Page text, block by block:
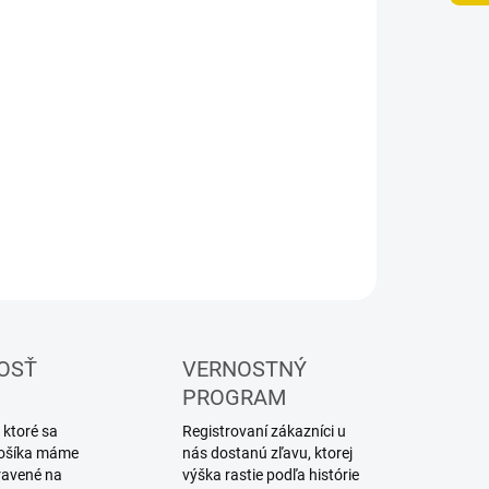
ktoré sa
máme
na
VERNOSTNÝ
PROGRAM
Registrovaní zákazníci u
nás dostanú zľavu, ktorej
výška rastie podľa histórie